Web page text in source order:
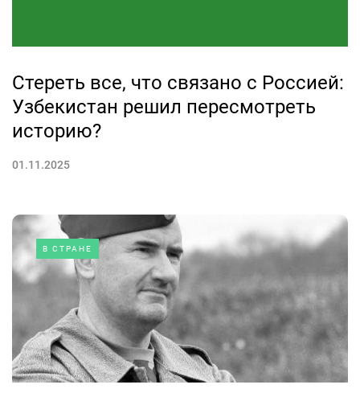
Стереть все, что связано с Россией:
Узбекистан решил пересмотреть
историю?
01.11.2025
В СТРАНЕ